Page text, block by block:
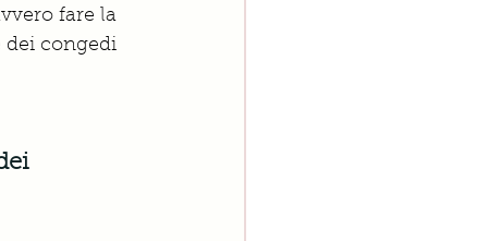
fare la
dei congedi